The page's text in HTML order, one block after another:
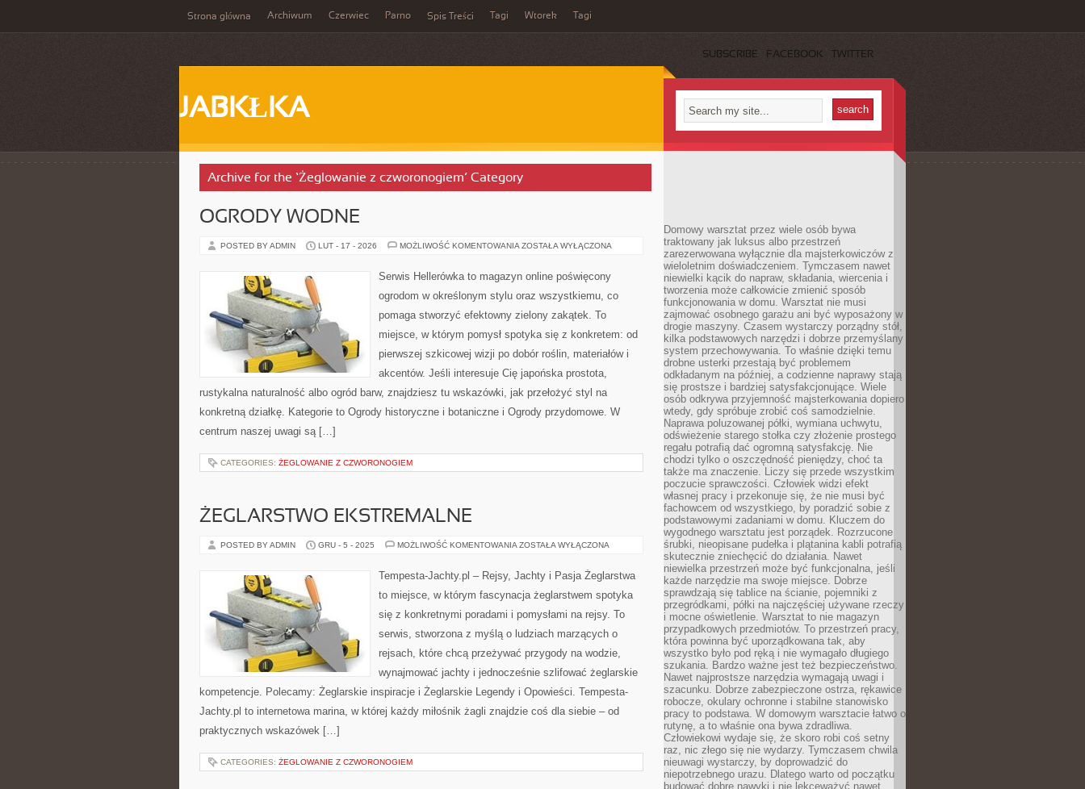
Strona główna Archiwum Czerwiec Parno Spis Treści Tagi Wtorek Tagi
SUBSCRIBE FACEBOOK TWITTER
JABKŁKA
Archive for the ‘Żeglowanie z czworonogiem’ Category
OGRODY WODNE
POSTED BY ADMIN LUT - 17 - 2026 MOŻLIWOŚĆ KOMENTOWANIA OGRODY
ZOSTAŁA WYŁĄCZONA
Serwis Hellerówka to magazyn online poświęcony
ogrodom w określonym stylu oraz wszystkiemu, co
pomaga stworzyć efektowny zielony zakątek. To
miejsce, w którym pomysł spotyka się z konkretem: od
pierwszej szkicowej wizji po dobór roślin, materiałów i
akcentów. Jeśli interesuje Cię japońska prostota,
rustykalna naturalność albo ogród barw, znajdziesz tu wskazówki, jak przełożyć styl na
konkretną działkę. Kategorie to Ogrody historyczne i botaniczne i Ogrody przydomowe. W
centrum naszej uwagi są […]
CATEGORIES: ŻEGLOWANIE Z CZWORONOGIEM
ŻEGLARSTWO EKSTREMALNE
POSTED BY ADMIN GRU - 5 - 2025 MOŻLIWOŚĆ KOMENTOWANIA ŻEGLARSTWO
ZOSTAŁA WYŁĄCZONA
Tempesta-Jachty.pl – Rejsy, Jachty i Pasja Żeglarstwa
to miejsce, w którym fascynacja żeglarstwem spotyka
się z konkretnymi poradami i pomysłami na rejsy. To
serwis, stworzona z myślą o ludziach marzących o
rejsach, które chcą przeżywać przygody na wodzie,
wynajmować jachty i jednocześnie szlifować żeglarskie
kompetencje. Polecamy: Żeglarskie inspiracje i Żeglarskie Legendy i Opowieści. Tempesta-
Jachty.pl to internetowa marina, w której każdy miłośnik żagli znajdzie coś dla siebie – od
praktycznych wskazówek […]
CATEGORIES: ŻEGLOWANIE Z CZWORONOGIEM
Domowy warsztat przez wiele osób bywa
traktowany jak luksus albo przestrzeń
zarezerwowana wyłącznie dla majsterkowiczów z
wieloletnim doświadczeniem. Tymczasem nawet
niewielki kącik do napraw, składania, wiercenia i
tworzenia może całkowicie zmienić sposób
funkcjonowania w domu. Warsztat nie musi
zajmować osobnego garażu ani być wyposażony w
drogie maszyny. Czasem wystarczy porządny stół,
kilka podstawowych narzędzi i dobrze przemyślany
system przechowywania. To właśnie dzięki temu
drobne usterki przestają być problemem
odkładanym na później, a codzienne naprawy stają
się prostsze i bardziej satysfakcjonujące. Wiele
osób odkrywa przyjemność majsterkowania dopiero
wtedy, gdy spróbuje zrobić coś samodzielnie.
Naprawa poluzowanej półki, wymiana uchwytu,
odświeżenie starego stołka czy złożenie prostego
regału potrafią dać ogromną satysfakcję. Nie
chodzi tylko o oszczędność pieniędzy, choć ta
także ma znaczenie. Liczy się przede wszystkim
poczucie sprawczości. Człowiek widzi efekt
własnej pracy i przekonuje się, że nie musi być
fachowcem od wszystkiego, by poradzić sobie z
podstawowymi zadaniami w domu. Kluczem do
wygodnego warsztatu jest porządek. Rozrzucone
śrubki, nieopisane pudełka i plątanina kabli potrafią
skutecznie zniechęcić do działania. Nawet
niewielka przestrzeń może być funkcjonalna, jeśli
każde narzędzie ma swoje miejsce. Dobrze
sprawdzają się tablice na ścianie, pojemniki z
przegródkami, półki na najczęściej używane rzeczy
i mocne oświetlenie. Warsztat to nie magazyn
przypadkowych przedmiotów. To przestrzeń pracy,
która powinna być uporządkowana tak, aby
wszystko było pod ręką i nie wymagało długiego
szukania. Bardzo ważne jest też bezpieczeństwo.
Nawet najprostsze narzędzia wymagają uwagi i
szacunku. Dobrze zabezpieczone ostrza, rękawice
robocze, okulary ochronne i stabilne stanowisko
pracy to podstawa. W domowym warsztacie łatwo o
rutynę, a to właśnie ona bywa zdradliwa.
Człowiekowi wydaje się, że skoro robi coś setny
raz, nic złego się nie wydarzy. Tymczasem chwila
nieuwagi wystarczy, by doprowadzić do
niepotrzebnego urazu. Dlatego warto od początku
budować dobre nawyki i nie lekceważyć nawet